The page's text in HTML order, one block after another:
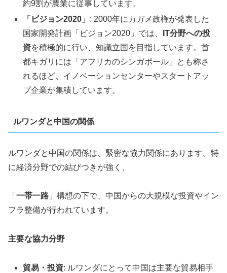
約9割が農業に従事しています。
「ビジョン2020」 : 2000年にカガメ政権が発表した
国家開発計画「ビジョン2020」では、
IT分野への投
資を積極的に行い、知識立国を目指しています。首
都キガリには「アフリカのシンガポール」とも称さ
れるほど、イノベーションセンターやスタートアッ
プ企業が集積しています。
ルワンダと中国の関係
ルワンダと中国の関係は、緊密な協力関係にあります。特
に経済分野での結びつきが強く、
「 一帯一路 」構想の下で、中国からの大規模な投資やイン
フラ整備が行われています。
主要な協力分野
貿易・投資: ルワンダにとって中国は主要な貿易相手